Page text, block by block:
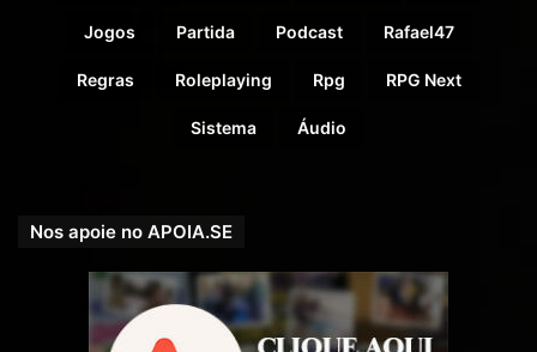
Jogos Partida Podcast Rafael47
Regras Roleplaying Rpg RPG Next
Sistema Áudio
Nos apoie no APOIA.SE